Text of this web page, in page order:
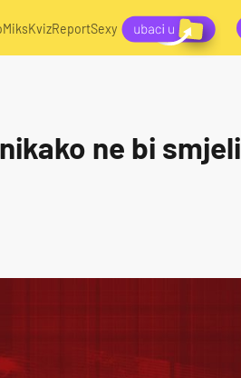
MiksKvizReportSexy
ne bi smjeli